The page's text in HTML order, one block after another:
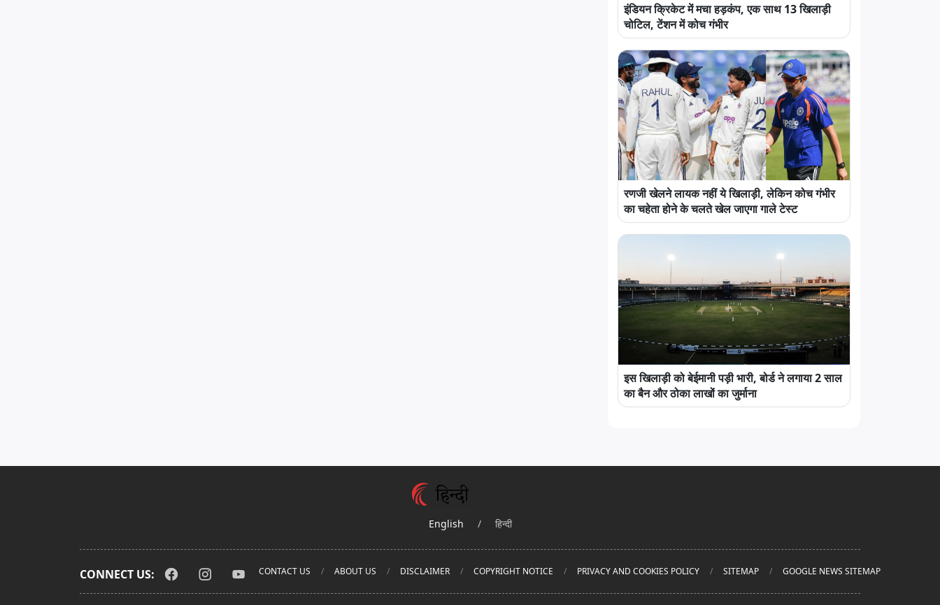
इंडियन क्रिकेट में मचा हड़कंप, एक साथ 13 खिलाड़ी
चोटिल, टेंशन में कोच गंभीर
रणजी खेलने लायक नहीं ये खिलाड़ी, लेकिन कोच गंभीर
का चहेता होने के चलते खेल जाएगा गाले टेस्ट
इस खिलाड़ी को बेईमानी पड़ी भारी, बोर्ड ने लगाया 2 साल
का बैन और ठोका लाखों का जुर्माना
English / हिन्दी
CONNECT US: CONTACT US ABOUT US DISCLAIMER COPYRIGHT NOTICE PRIVACY AND COOKIES POLICY SITEMAP GOOGLE NEWS SITEMAP